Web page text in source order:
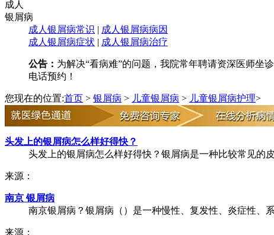
成人
银屑病
成人银屑病常识 | 成人银屑病病因
成人银屑病症状 | 成人银屑病治疗
公告： 为解决“看病难”的问题，我院常年聘请资深医师坐
电话预约！
您现在的位置:首页 > 银屑病 > 儿童银屑病 > 儿童银屑病护理>
头发上的银屑病怎么样好得快？
头发上的银屑病怎么样好得快？银屑病是一种比较常见的
来源：
南京 银屑病
南京银屑病？银屑病（）是一种慢性、复发性、炎症性、
来源：